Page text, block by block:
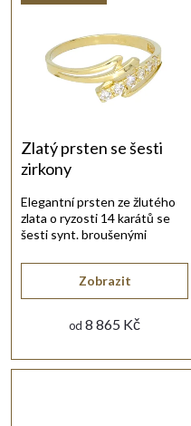
Zlatý prsten se šesti
zirkony
od 8 865 Kč
Zobrazit
Elegantní prsten ze žlutého
zlata o ryzosti 14 karátů se
šesti synt. broušenými